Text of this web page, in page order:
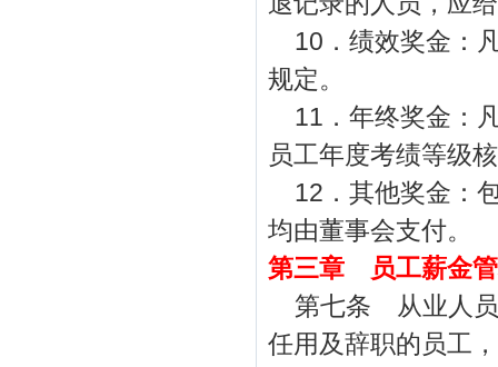
10 ．绩效奖金：
规定。
11 ．年终奖金：
员工年度考绩等级
12 ．其他奖金：
均由董事会支付。
第三章 员工薪金
第七条 从业人员
任用及辞职的员工